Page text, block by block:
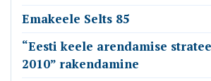
Emakeele Selts 85
“Eesti keele arendamise
2010” rakendamine